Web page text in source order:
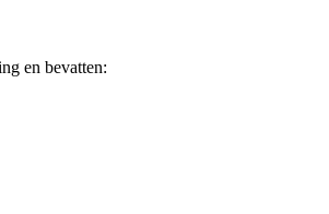
en bevatten: